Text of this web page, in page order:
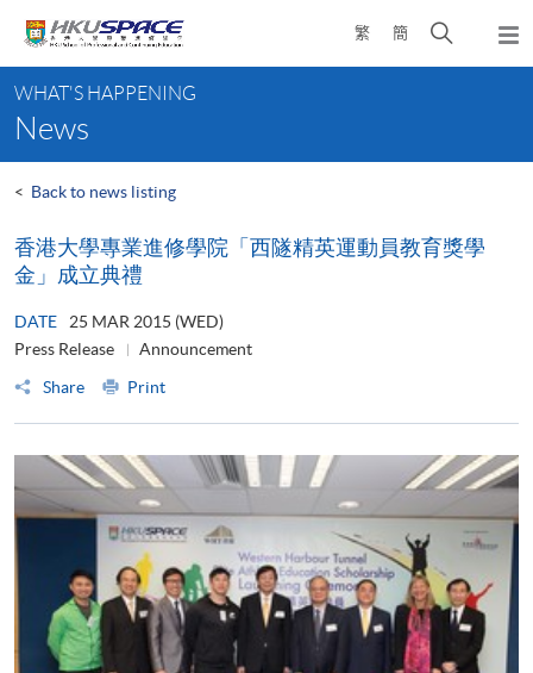
content
繁 簡
Open
search
content
start
WHAT'S HAPPENING
News
< Back to news listing
香港大學專業進修學院「西隧精英運動員教育獎學
金」成立典禮
DATE
25 MAR 2015 (WED)
Press Release
Announcement
Share
Print